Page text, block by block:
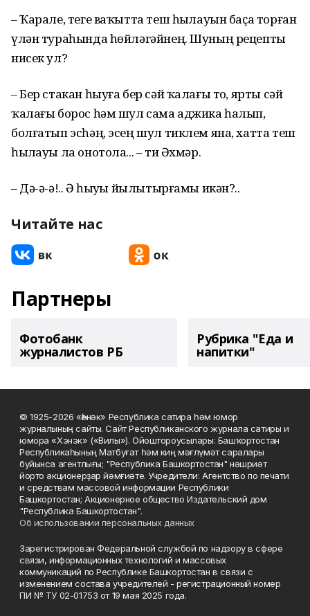
– Ҡарале, теге ваҡытта теш һыҙлауын баҫа торған
үлән тураһында һөйләгәйнең. Шуның рецепты
нисек ул?
– Бер стакан һыуға бер сәй ҡалағы тоҙ, ярты сәй
ҡалағы борос һәм шул сама аджика һалып,
болғатып эсһәң, эсең шул тиклем яна, хатта теш
һыҙлауы ла онотола... – ти Әхмәр.
– Дә-ә-ә!.. Ә һыуҙы йылытырғамы икән?..
Читайте нас
Партнеры
Фотобанк
журналистов РБ
Рубрика "Еда и
напитки"
© 1925-2026 «Һәнәк» Республика сатира һәм юмор
журналының сайты. Сайт Республиканского журнала сатиры и
юмора «Хэнэк» («Вилы»). Ойоштороусылары: Башҡортостан
Республикаһының Матбуғат һәм киң мәғлүмәт саралары
буйынса агентлығы; "Республика Башкортостан" нәшриәт
йорто акционерҙар йәмғиәте. Учредители: Агентство по печати
и средствам массовой информации Республики
Башкортостан; Акционерное общество Издательский дом
"Республика Башкортостан".
Об использовании персональных данных
Зарегистрирован Федеральной службой по надзору в сфере
связи, информационных технологий и массовых
коммуникаций по Республике Башкортостан в связи с
изменением состава учредителей - регистрационный номер
ПИ № ТУ 02-01753 от 19 мая 2025 года.